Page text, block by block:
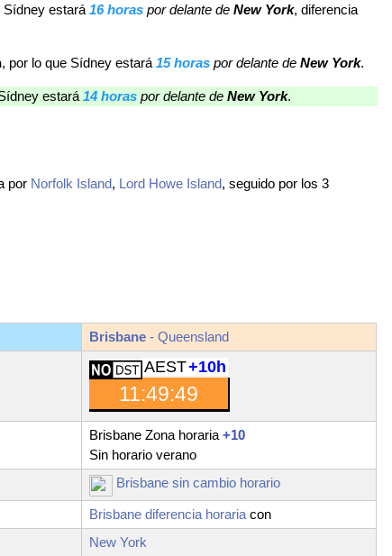
Sídney estará 16 horas por delante de New York, diferencia
, por lo que Sídney estará 15 horas por delante de New York.
estará 14 horas por delante de New York.
por Norfolk Island, Lord Howe Island, seguido por los 3
Brisbane- Queensland
AEST+10h
11:49:50
Brisbane Zona horaria +10
Sin horario verano
Brisbane sin cambio horario
Brisbane diferencia horariacon
New York